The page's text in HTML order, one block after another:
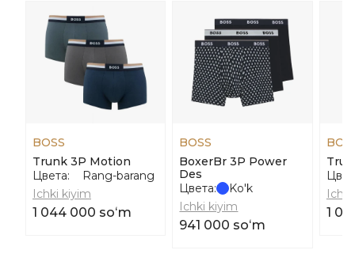
BOSS
Trunk 3P Motion
Цвета:
Rang-barang
Ichki kiyim
1 044 000 soʻm
BOSS
BoxerBr 3P Power
Des
Цвета:
Ko'k
Ichki kiyim
941 000 soʻm
1